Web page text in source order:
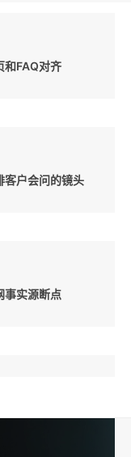
和FAQ对齐
客户会问的镜头
事实源断点